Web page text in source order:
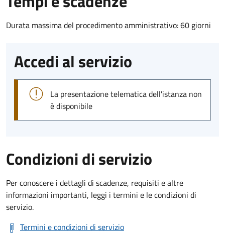
Durata massima del procedimento amministrativo: 60 giorni
Accedi al servizio
La presentazione telematica dell'istanza non
è disponibile
Condizioni di servizio
Per conoscere i dettagli di scadenze, requisiti e altre
informazioni importanti, leggi i termini e le condizioni di
servizio.
Termini e condizioni di servizio